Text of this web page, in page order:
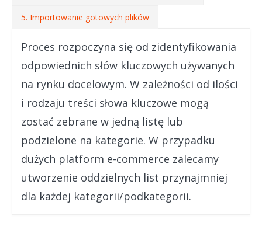
5. Importowanie gotowych plików
Proces rozpoczyna się od zidentyfikowania
odpowiednich słów kluczowych używanych
na rynku docelowym. W zależności od ilości
i rodzaju treści słowa kluczowe mogą
zostać zebrane w jedną listę lub
podzielone na kategorie. W przypadku
dużych platform e-commerce zalecamy
utworzenie oddzielnych list przynajmniej
dla każdej kategorii/podkategorii.